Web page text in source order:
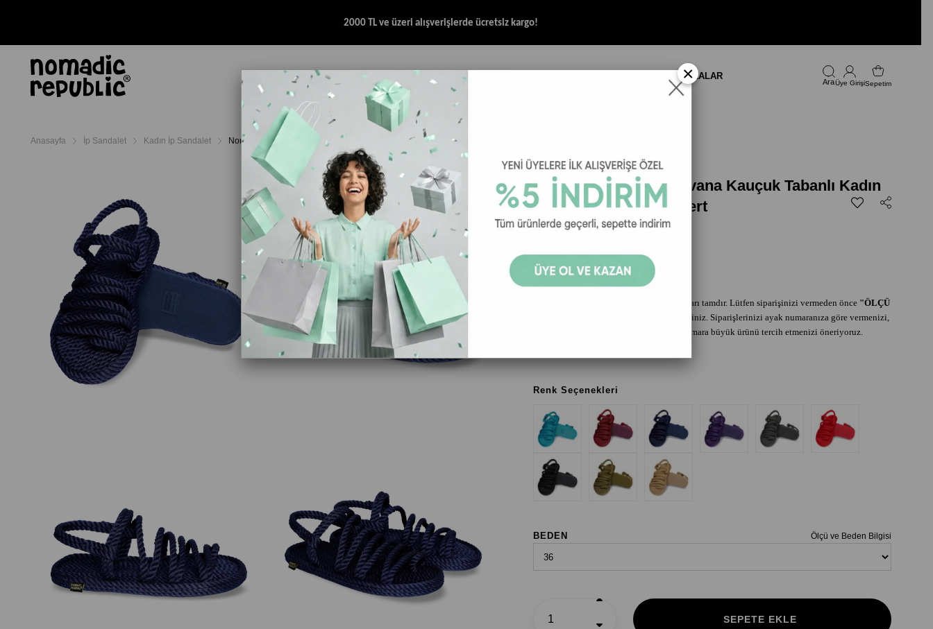
2000 TL ve üzeri alışverişlerde ücretsiz kargo!
AYAKKABI TERLİK & SANDALET AKSESUAR HALAT & İP SANDALET MARKALAR
Üye GirişiSepetim
Anasayfa İp Sandalet Kadın İp Sandalet Nomadic Republic Havana Kauçuk Tabanlı Kadın Halat Sandalet - Lacivert
Nomadic Republic Havana Kauçuk Tabanlı Kadın
Halat Sandalet - Lacivert
Nomadic Republic ip sandaletlerin kalıpları tamdır. Lütfen siparişinizi vermeden önce "ÖLÇÜ
tablosunu inceleyiniz. Siparişlerinizi ayak numaranıza göre vermenizi,
ayak numaranız buçuklu ise bir numara büyük ürünü tercih etmenizi öneriyoruz.
Renk Seçenekleri
Ölçü ve Beden Bilgisi
BEDEN
×